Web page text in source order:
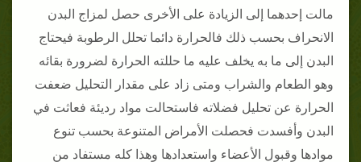
مالت إحدهما إلى الزيادة على الأخرى حصل لمزاج البدن
الانحراف بحسب ذلك فالحرارة دائما تحلل الرطوبة فيحتاج
البدن إلى ما به يخلف عليه ما حللته الحرارة لضرورة بقائه
وهو الطعام والشراب ومتى زاد على مقدار التحليل ضعفت
الحرارة عن تحليل فضلاته فاستحالت مواد رديئة فعاثت في
البدن وأفسدت فحصلت الأمراض المتنوعة بحسب تنوع
موادها وقبول الأعضاء واستعدادها وهذا كله مستفاد من